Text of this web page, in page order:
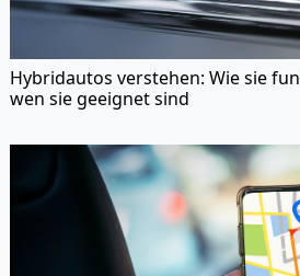
Hybridautos verstehen: Wie sie
wen sie geeignet sind